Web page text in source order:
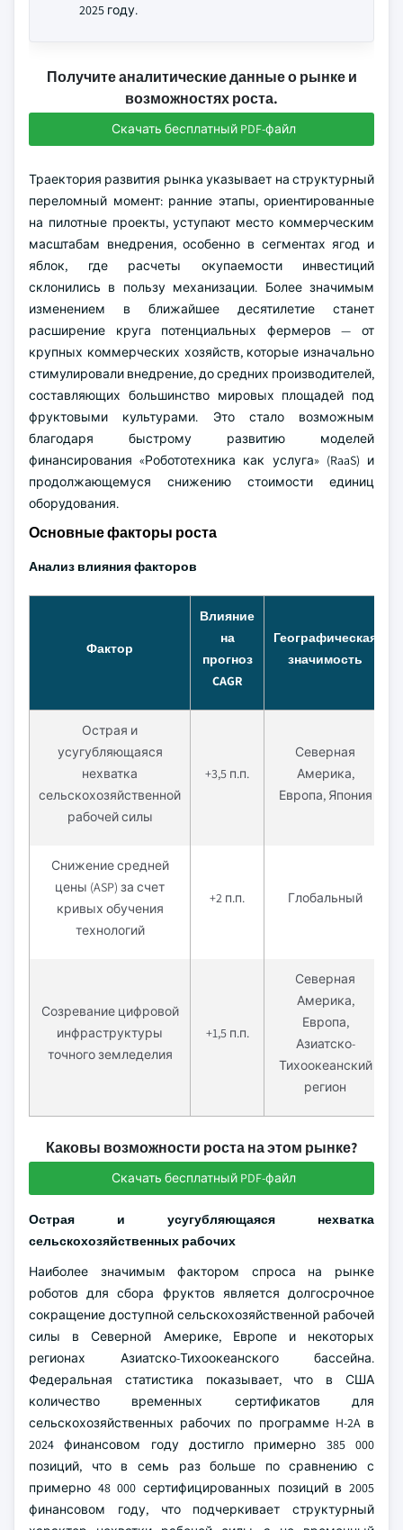
2025 году.
Получите аналитические данные о рынке и
возможностях роста.
Скачать бесплатный PDF-файл
Траектория развития рынка указывает на структурный
переломный момент: ранние этапы, ориентированные
на пилотные проекты, уступают место коммерческим
масштабам внедрения, особенно в сегментах ягод и
яблок, где расчеты окупаемости инвестиций
склонились в пользу механизации. Более значимым
изменением в ближайшее десятилетие станет
расширение круга потенциальных фермеров — от
крупных коммерческих хозяйств, которые изначально
стимулировали внедрение, до средних производителей,
составляющих большинство мировых площадей под
фруктовыми культурами. Это стало возможным
благодаря быстрому развитию моделей
финансирования «Робототехника как услуга» (RaaS) и
продолжающемуся снижению стоимости единиц
оборудования.
Основные факторы роста
Анализ влияния факторов
Фактор
Влияние
на
прогноз
CAGR
Географическая
значимость
Острая и
усугубляющаяся
нехватка
сельскохозяйственной
рабочей силы
+3,5 п.п.
Северная
Америка,
Европа, Япония
Снижение средней
цены (ASP) за счет
кривых обучения
технологий
+2 п.п. Глобальный
Созревание цифровой
инфраструктуры
точного земледелия
+1,5 п.п.
Северная
Америка,
Европа,
Азиатско-
Тихоокеанский
регион
Каковы возможности роста на этом рынке?
Скачать бесплатный PDF-файл
Острая и усугубляющаяся нехватка
сельскохозяйственных рабочих
Наиболее значимым фактором спроса на рынке
роботов для сбора фруктов является долгосрочное
сокращение доступной сельскохозяйственной рабочей
силы в Северной Америке, Европе и некоторых
регионах Азиатско-Тихоокеанского бассейна.
Федеральная статистика показывает, что в США
количество временных сертификатов для
сельскохозяйственных рабочих по программе H-2A в
2024 финансовом году достигло примерно 385 000
позиций, что в семь раз больше по сравнению с
примерно 48 000 сертифицированных позиций в 2005
финансовом году, что подчеркивает структурный